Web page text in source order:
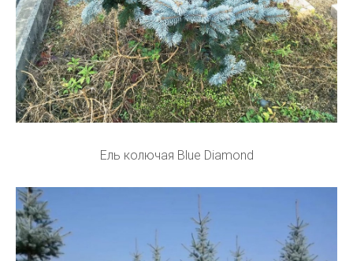
Ель колючая Blue Diamond